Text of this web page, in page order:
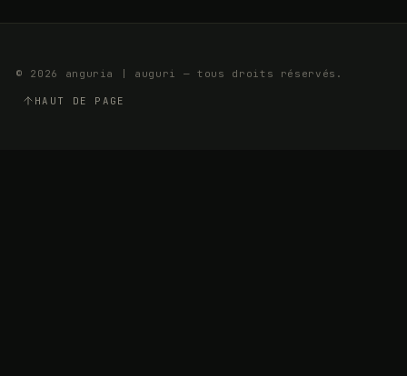
© 2026 anguria | auguri — tous droits réservés.
HAUT DE PAGE